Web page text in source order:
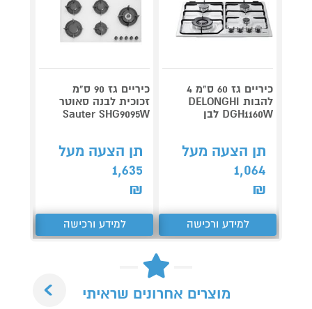
כיריים גז 60 ס"מ 4
להבות DELONGHI
DGH1160W לבן
תן הצעה מעל
1,064
₪
למידע ורכישה
כיריים גז 90 ס"מ
זכוכית לבנה סאוטר
Sauter SHG9095W
תן הצעה מעל
1,635
₪
למידע ורכישה
מוצרים אחרונים שראיתי